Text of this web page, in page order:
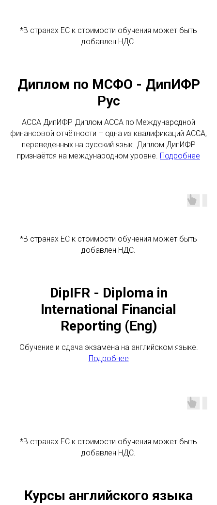
*В странах ЕС к стоимости обучения может быть
добавлен НДС.
Диплом по МСФО - ДипИФР
Рус
ACCA ДипИФР Диплом АССА по Международной
финансовой отчётности – одна из квалификаций ACCA,
переведенных на русский язык. Диплом ДипИФР
признаётся на международном уровне. Подробнее
*В странах ЕС к стоимости обучения может быть
добавлен НДС.
DipIFR - Diploma in
International Financial
Reporting (Eng)
Обучение и сдача экзамена на английском языке.
Подробнее
*В странах ЕС к стоимости обучения может быть
добавлен НДС.
Курсы английского языка